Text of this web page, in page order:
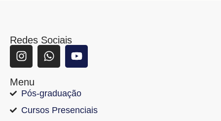
Redes Sociais
Menu
Pós-graduação
Cursos Presenciais